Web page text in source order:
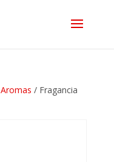
Aromas / Fragancia